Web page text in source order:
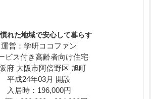
れた地域で安心して暮らす
運営：学研ココファン
ビス付き高齢者向け住宅
府 大阪市阿倍野区 旭町
平成24年03月 開設
入居時：196,000円